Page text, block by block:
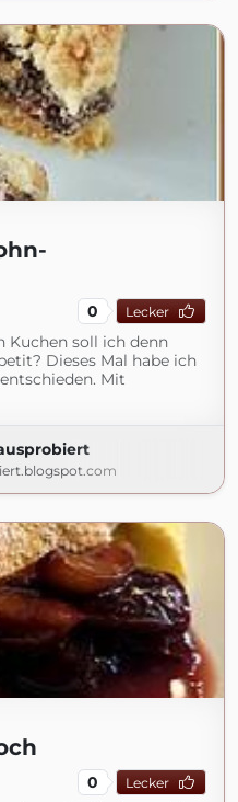
0 Lecker
Kuchen soll ich denn
Dieses Mal habe ich
Mit
0 Lecker